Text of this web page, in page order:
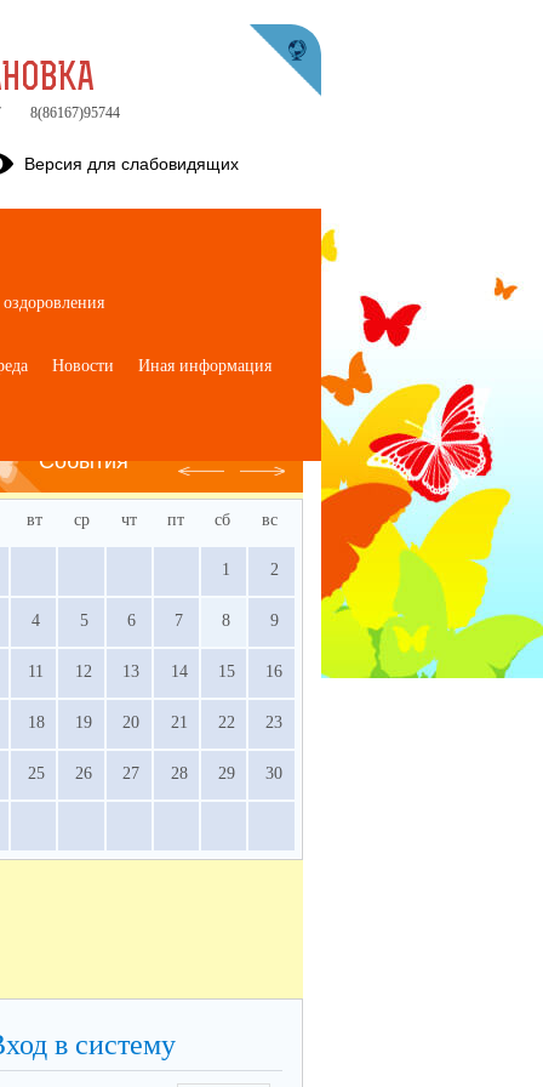
События
вт ср чт пт сб вс
1 2
4 5 6 7 8 9
11 12 13 14 15 16
18 19 20 21 22 23
25 26 27 28 29 30
в систему
8(86167)95744
Версия для слабовидящих
Новости Иная информация